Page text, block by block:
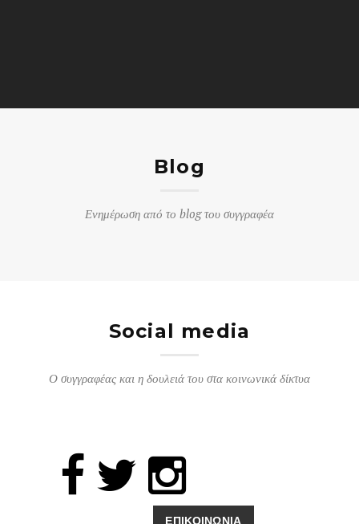
Blog
Ενημέρωση από το blog του συγγραφέα
Social media
Ο συγγραφέας και η δουλειά του στα κοινωνικά δίκτυα
ΕΠΙΚΟΙΝΩΝΙΑ